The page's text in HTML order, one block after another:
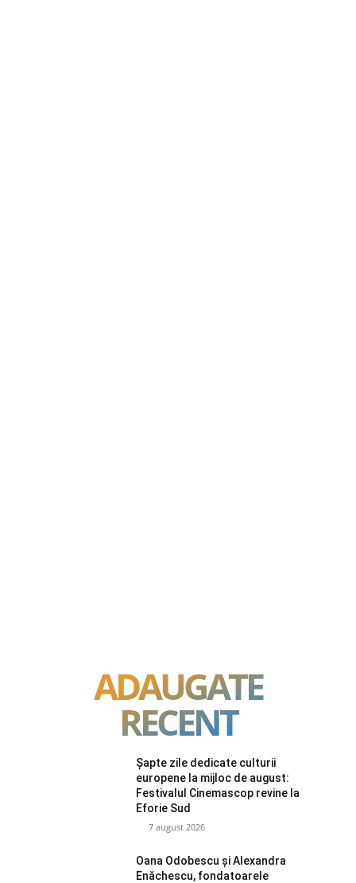
ADAUGATE
RECENT
Șapte zile dedicate culturii
europene la mijloc de august:
Festivalul Cinemascop revine la
Eforie Sud
7 august 2026
Oana Odobescu și Alexandra
Enăchescu, fondatoarele